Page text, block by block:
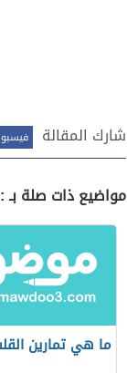
شارك المقالة
مواضيع ذات صلة بـ
ما هي تمارين